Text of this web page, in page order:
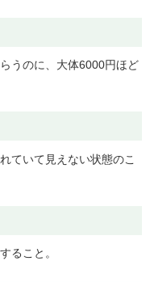
うのに、大体6000円ほど
ていて見えない状態のこ
ること。